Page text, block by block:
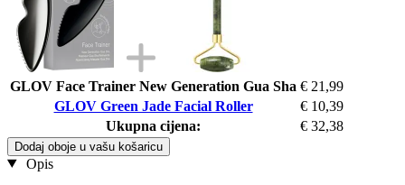
GLOV Face Trainer New Generation Gua Sha € 21,99
GLOV Green Jade Facial Roller
€ 10,39
Ukupna cijena:
€ 32,38
Dodaj oboje u vašu košaricu
Opis